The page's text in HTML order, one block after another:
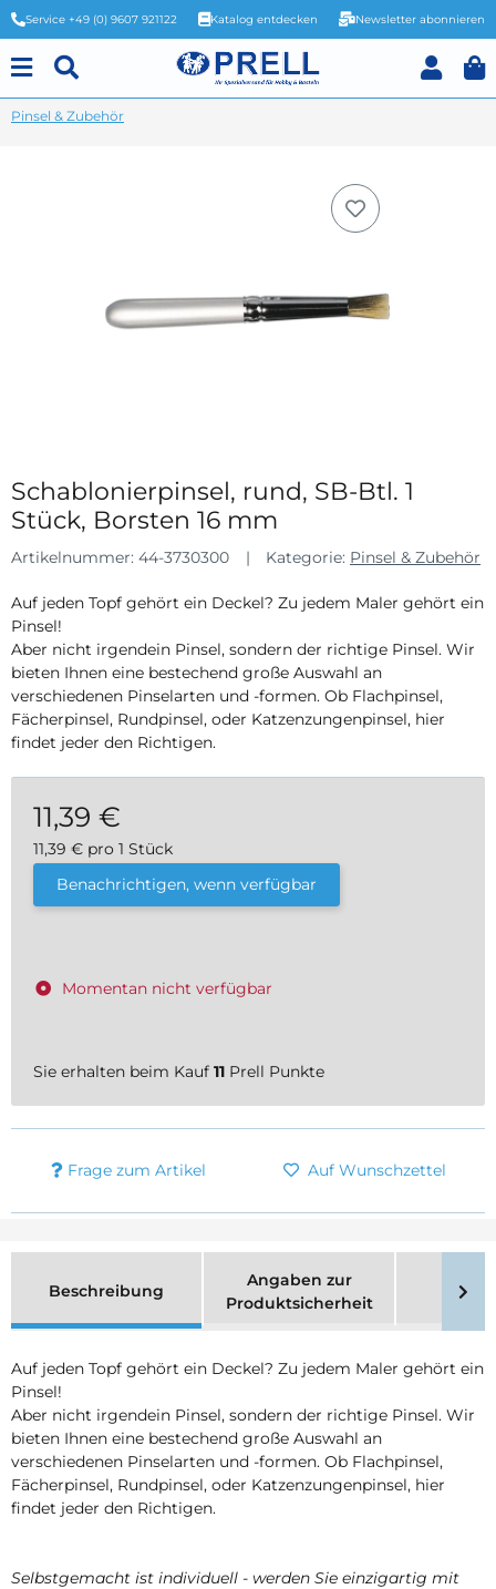
Service +49 (0) 9607 921122 Katalog entdecken Newsletter abonnieren
Pinsel & Zubehör
Schablonierpinsel, rund, SB-Btl. 1
Stück, Borsten 16 mm
Artikelnummer: 44-3730300 Kategorie: Pinsel & Zubehör
Auf jeden Topf gehört ein Deckel? Zu jedem Maler gehört ein
Pinsel!
Aber nicht irgendein Pinsel, sondern der richtige Pinsel. Wir
bieten Ihnen eine bestechend große Auswahl an
verschiedenen Pinselarten und -formen. Ob Flachpinsel,
Fächerpinsel, Rundpinsel, oder Katzenzungenpinsel, hier
findet jeder den Richtigen.
11,39 €
11,39 € pro 1 Stück
inkl. 19% USt. , zzgl.
Benachrichtigen, wenn verfügbar
Momentan nicht verfügbar
Sie erhalten beim Kauf 11 Prell Punkte
Frage zum Artikel Auf Wunschzettel
Beschreibung
Angaben zur
Produktsicherheit
Auf jeden Topf gehört ein Deckel? Zu jedem Maler gehört ein
Pinsel!
Aber nicht irgendein Pinsel, sondern der richtige Pinsel. Wir
bieten Ihnen eine bestechend große Auswahl an
verschiedenen Pinselarten und -formen. Ob Flachpinsel,
Fächerpinsel, Rundpinsel, oder Katzenzungenpinsel, hier
findet jeder den Richtigen.
Selbstgemacht ist individuell - werden Sie einzigartig mit